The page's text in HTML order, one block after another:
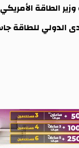
الطاقة
الدولي للطاقة